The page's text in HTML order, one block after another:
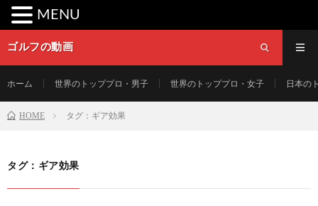
ゴルフの動画
ホーム 世界のトッププロ・男子 世界のトッププロ・女子 日本の
HOME タグ：ギア効果
タグ：ギア効果
MENU